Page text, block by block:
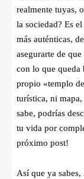
realmente tuyas,
la sociedad? Es
más auténticas,
asegurarte de
con lo que queda
propio «templo
turística, ni
sabe, podrías
tu vida por
próximo post!
Así que ya sabes,